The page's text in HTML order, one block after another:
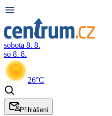
sobota 8. 8.
so 8. 8.
26°C
Přihlášení